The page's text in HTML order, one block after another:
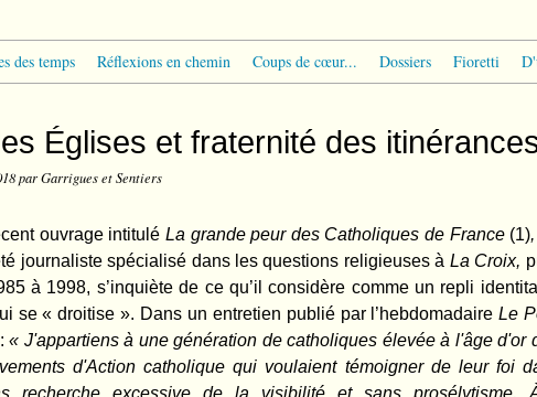
des temps Réflexions en chemin Coups de cœur... Dossiers Fioretti
Églises et fraternité des
par Garrigues et Sentiers
ouvrage intitulé La grande peur des Catholiques de France (1),
journaliste spécialisé dans les questions religieuses à La Croix,
à 1998, s’inquiète de ce qu’il considère comme un repli
se « droitise ». Dans un entretien publié par l’hebdomadaireLe
« J'appartiens à une génération de catholiques élevée à l'âge d'or
d'Action catholique qui voulaient témoigner de leur foi
recherche excessive de la visibilité et sans prosélytisme.